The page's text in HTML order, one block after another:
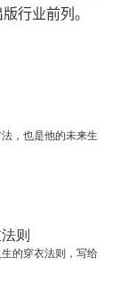
法
算法
线程，复制
行业前列。
，也是他的未来生
则
的穿衣法则，写给